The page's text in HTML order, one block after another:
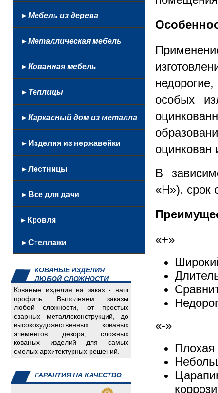
особых
оцинкован
В
«Н»), срок
«+»
«-»
стеклом
С
автоматикой
Маршевые
Кованые
Профнастил
бассейн
Из
лексана
Из
профнастила
поликарбоната
►Мебель из дерева
►Металлическая мебель
Столы
и
стулья
Сушилки
для
►Кованная мебель
люстры
и
фонари
Беседки
Качели
Качели
Кованная
кровать
Кованные
Скамейки
из
стали
Кованные
скамейки
Урны
из
нержавейки
►Теплицы
►Каркасный дом из металла
►Изделия из нержавейки
Каркасы
лестниц
Перила
Ворота,
Детали
для
авто
Инвалидный
инвентарь
Изделия
для
пищеблока
для
систем
►Лестницы
Простые
Лестницы
нержавейки
Железобетонные
►Все для дачи
Скамейки
Качели
Мангалы
инвентарь
►Кровля
Кровельные
панели
Мягкая
кровля
►Стеллажи
КОВАНЫЕ ИЗДЕЛИЯ
ЛЮБОЙ СЛОЖНОСТИ
Кованые изделия на заказ - наш
профиль. Выполняем заказы
любой сложности, от простых
сварных металлоконструкций, до
высокохудожественных кованых
элементов декора, сложных
кованых изделий для самых
смелых архитектурных решений.
ГАРАНТИЯ НА КАЧЕСТВО